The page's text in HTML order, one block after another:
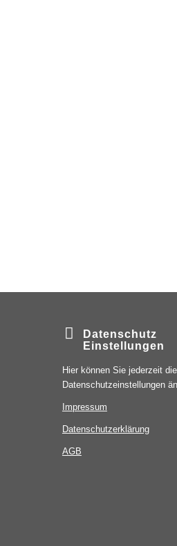
Datenschutz
Einstellungen
Hier können Sie jederzeit die
Datenschutzeinstellungen
Impressum
Datenschutzerklärung
AGB